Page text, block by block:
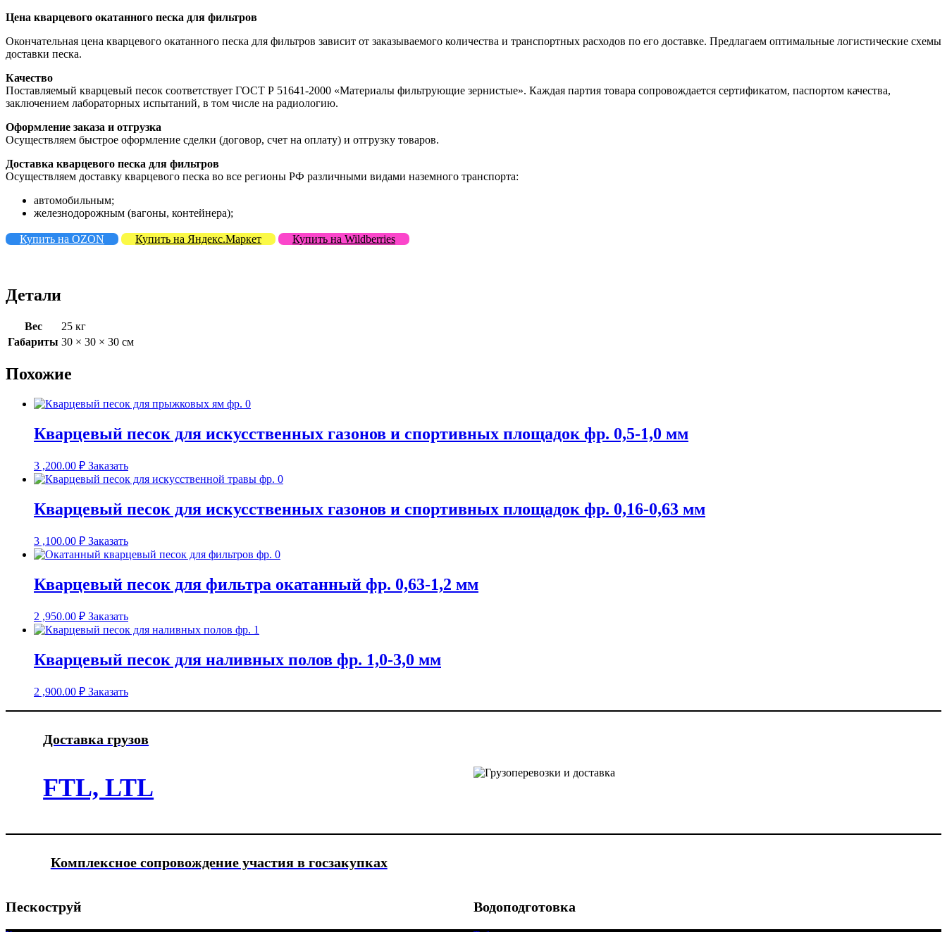
Цена кварцевого окатанного песка для фильтров
Окончательная цена кварцевого окатанного песка для фильтров зависит от заказываемого количества и транспортных расходов по его доставке. Предлагаем оптимальные логистические схемы
доставки песка.
Качество
Поставляемый кварцевый песок соответствует ГОСТ Р 51641-2000 «Материалы фильтрующие зернистые». Каждая партия товара сопровождается сертификатом, паспортом качества,
заключением лабораторных испытаний, в том числе на радиологию.
Оформление заказа и отгрузка
Осуществляем быстрое оформление сделки (договор, счет на оплату) и отгрузку товаров.
Доставка кварцевого песка для фильтров
Осуществляем доставку кварцевого песка во все регионы РФ различными видами наземного транспорта:
автомобильным;
железнодорожным (вагоны, контейнера);
Купить на OZON Купить на Яндекс.Маркет Купить на Wildberries
Детали
Вес
25 кг
Габариты 30 × 30 × 30 см
Похожие
Кварцевый песок для искусственных газонов и спортивных площадок фр. 0,5-1,0 мм
3 ,200.00 ₽ Заказать
Кварцевый песок для искусственных газонов и спортивных площадок фр. 0,16-0,63 мм
3 ,100.00 ₽ Заказать
Кварцевый песок для фильтра окатанный фр. 0,63-1,2 мм
2 ,950.00 ₽ Заказать
Кварцевый песок для наливных полов фр. 1,0-3,0 мм
2 ,900.00 ₽ Заказать
Доставка грузов
FTL, LTL
Комплексное сопровождение участия в госзакупках
Пескоструй Водоподготовка